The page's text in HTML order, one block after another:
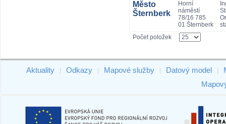
Město
Šternberk
Horní
náměstí
78/16 785
01 Šternberk
Počet položek
Aktuality Odkazy Mapové služby Datový model